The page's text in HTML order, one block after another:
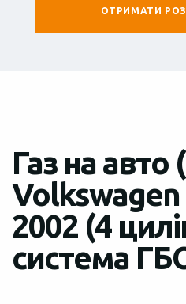
Газ на авто
Volkswagen
2002 (4
система